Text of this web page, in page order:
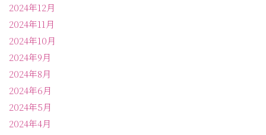
2024年12月
2024年11月
2024年10月
2024年9月
2024年8月
2024年6月
2024年5月
2024年4月